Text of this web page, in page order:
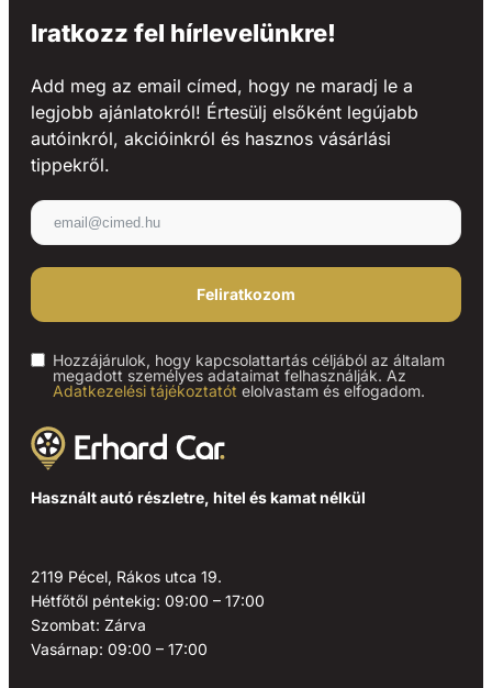
Használt autó részletre, hitel és kamat nélkül
2119 Pécel, Rákos utca 19.
Hétfőtől péntekig: 09:00 – 17:00
Szombat: Zárva
Vasárnap: 09:00 – 17:00
Iratkozz fel hírlevelünkre!
Add meg az email címed, hogy ne maradj le a
legjobb ajánlatokról! Értesülj elsőként legújabb
autóinkról, akcióinkról és hasznos vásárlási
tippekről.
Feliratkozom
Hozzájárulok, hogy kapcsolattartás céljából az általam
megadott személyes adataimat felhasználják. Az
Adatkezelési tájékoztatót elolvastam és elfogadom.